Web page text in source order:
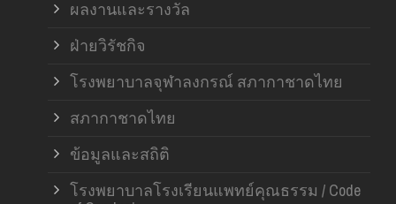
ผลงานและรางวัล
ฝ่ายวิรัชกิจ
โรงพยาบาลจุฬาลงกรณ์ สภากาชาดไทย
สภากาชาดไทย
ข้อมูลและสถิติ
โรงพยาบาลโรงเรียนแพทย์คุณธรรม / Code